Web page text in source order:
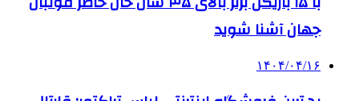
جهان آشنا شوید
۱۴۰۴/۰۴/۱۶